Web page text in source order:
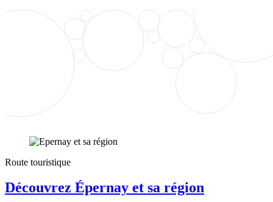
Route touristique
Découvrez Épernay et sa région